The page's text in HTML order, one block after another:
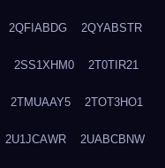
2QFIABDG 2QYABSTR
2SS1XHM0 2T0TIR21
2TMUAAY5 2TOT3HO1
2U1JCAWR 2UABCBNW